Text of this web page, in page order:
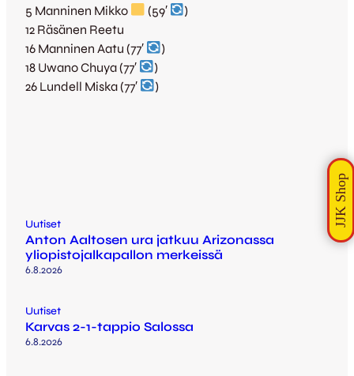
5 Manninen Mikko
(59′
)
12 Räsänen Reetu
16 Manninen Aatu (77′
)
18 Uwano Chuya (77′
)
26 Lundell Miska (77′
)
Uutiset
Anton Aaltosen ura jatkuu Arizonassa
yliopistojalkapallon merkeissä
6.8.2026
Uutiset
Karvas 2-1-tappio Salossa
6.8.2026